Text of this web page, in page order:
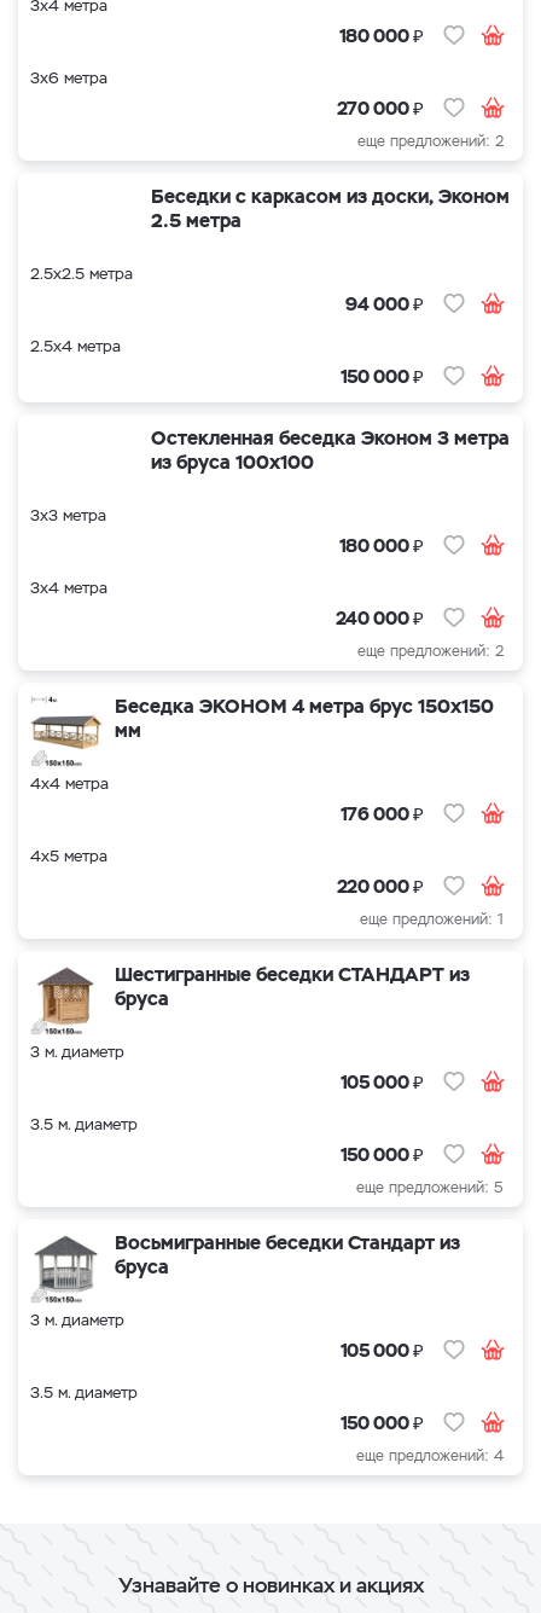
3х4 метра
180 000₽
3х6 метра
270 000₽
еще предложений: 2
Беседки с каркасом из доски, Эконом
2.5 метра
2.5х2.5 метра
94 000₽
2.5х4 метра
150 000₽
Остекленная беседка Эконом 3 метра
из бруса 100х100
3х3 метра
180 000₽
3х4 метра
240 000₽
еще предложений: 2
Беседка ЭКОНОМ 4 метра брус 150х150
мм
4х4 метра
176 000₽
4х5 метра
220 000₽
еще предложений: 1
Шестигранные беседки СТАНДАРТ из
бруса
3 м. диаметр
105 000₽
3.5 м. диаметр
150 000₽
еще предложений: 5
Восьмигранные беседки Стандарт из
бруса
3 м. диаметр
105 000₽
3.5 м. диаметр
150 000₽
еще предложений: 4
Узнавайте о новинках и акциях